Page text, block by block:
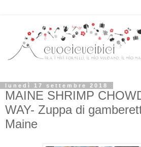
lunedì 17 settembre 2018
MAINE SHRIMP
WAY- Zuppa di
Maine